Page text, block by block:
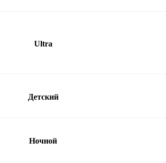
Ultra
Детский
Ночной